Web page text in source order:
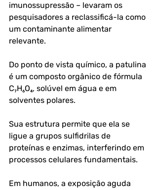
imunossupressão – levaram os
pesquisadores a reclassificá-la como
um contaminante alimentar
relevante.
Do ponto de vista químico, a patulina
é um composto orgânico de fórmula
C₇H₆O₄, solúvel em água e em
solventes polares.
Sua estrutura permite que ela se
ligue a grupos sulfidrilas de
proteínas e enzimas, interferindo em
processos celulares fundamentais.
Em humanos, a exposição aguda